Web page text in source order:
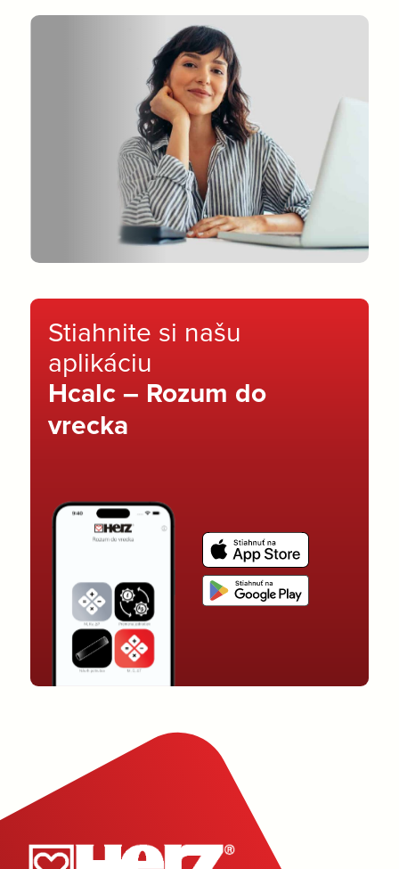
Stiahnite si našu
aplikáciu
Hcalc – Rozum do
vrecka